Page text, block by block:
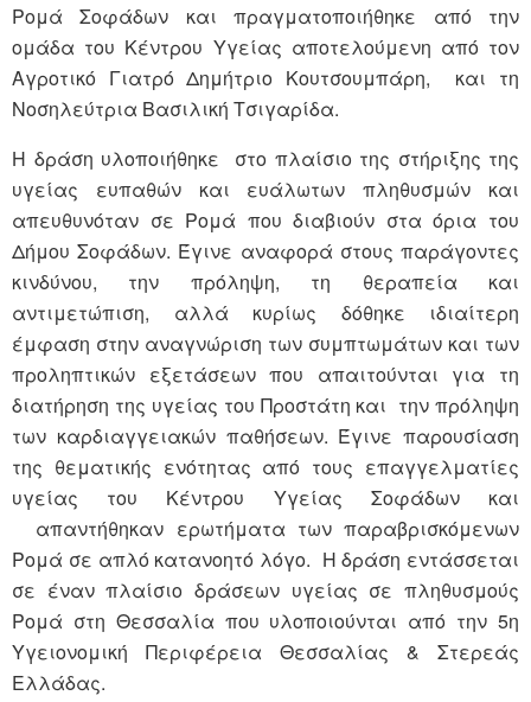
Ρομά Σοφάδων και πραγματοποιήθηκε από την
ομάδα του Κέντρου Υγείας αποτελούμενη από τον
Αγροτικό Γιατρό Δημήτριο Κουτσουμπάρη, και τη
Νοσηλεύτρια Βασιλική Τσιγαρίδα.
Η δράση υλοποιήθηκε στο πλαίσιο της στήριξης της
υγείας ευπαθών και ευάλωτων πληθυσμών και
απευθυνόταν σε Ρομά που διαβιούν στα όρια του
Δήμου Σοφάδων. Έγινε αναφορά στους παράγοντες
κινδύνου, την πρόληψη, τη θεραπεία και
αντιμετώπιση, αλλά κυρίως δόθηκε ιδιαίτερη
έμφαση στην αναγνώριση των συμπτωμάτων και των
προληπτικών εξετάσεων που απαιτούνται για τη
διατήρηση της υγείας του Προστάτη και την πρόληψη
των καρδιαγγειακών παθήσεων. Έγινε παρουσίαση
της θεματικής ενότητας από τους επαγγελματίες
υγείας του Κέντρου Υγείας Σοφάδων και
απαντήθηκαν ερωτήματα των παραβρισκόμενων
Ρομά σε απλό κατανοητό λόγο. Η δράση εντάσσεται
σε έναν πλαίσιο δράσεων υγείας σε πληθυσμούς
Ρομά στη Θεσσαλία που υλοποιούνται από την 5η
Υγειονομική Περιφέρεια Θεσσαλίας & Στερεάς
Ελλάδας.